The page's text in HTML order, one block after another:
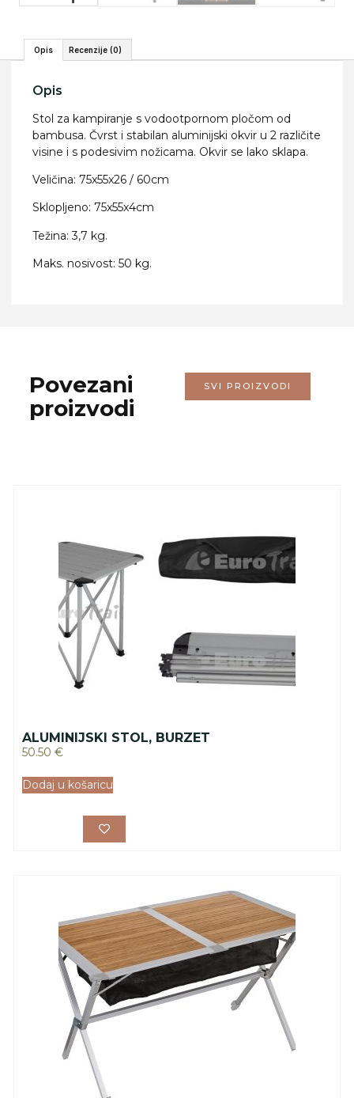
Opis Recenzije (0)
Opis
Stol za kampiranje s vodootpornom pločom od
bambusa. Čvrst i stabilan aluminijski okvir u 2 različite
visine i s podesivim nožicama. Okvir se lako sklapa.
Veličina: 75x55x26 / 60cm
Sklopljeno: 75x55x4cm
Težina: 3,7 kg.
Maks. nosivost: 50 kg.
Povezani
proizvodi
SVI PROIZVODI
ALUMINIJSKI STOL, BURZET
50.50 €
Dodaj u košaricu